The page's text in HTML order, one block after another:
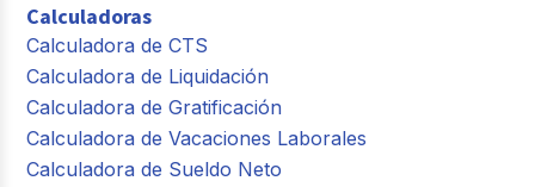
Calculadoras
Calculadora de CTS
Calculadora de Liquidación
Calculadora de Gratificación
Calculadora de Vacaciones Laborales
Calculadora de Sueldo Neto